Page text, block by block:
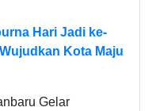
Hari Jadi ke-
Kota Maju
Gelar